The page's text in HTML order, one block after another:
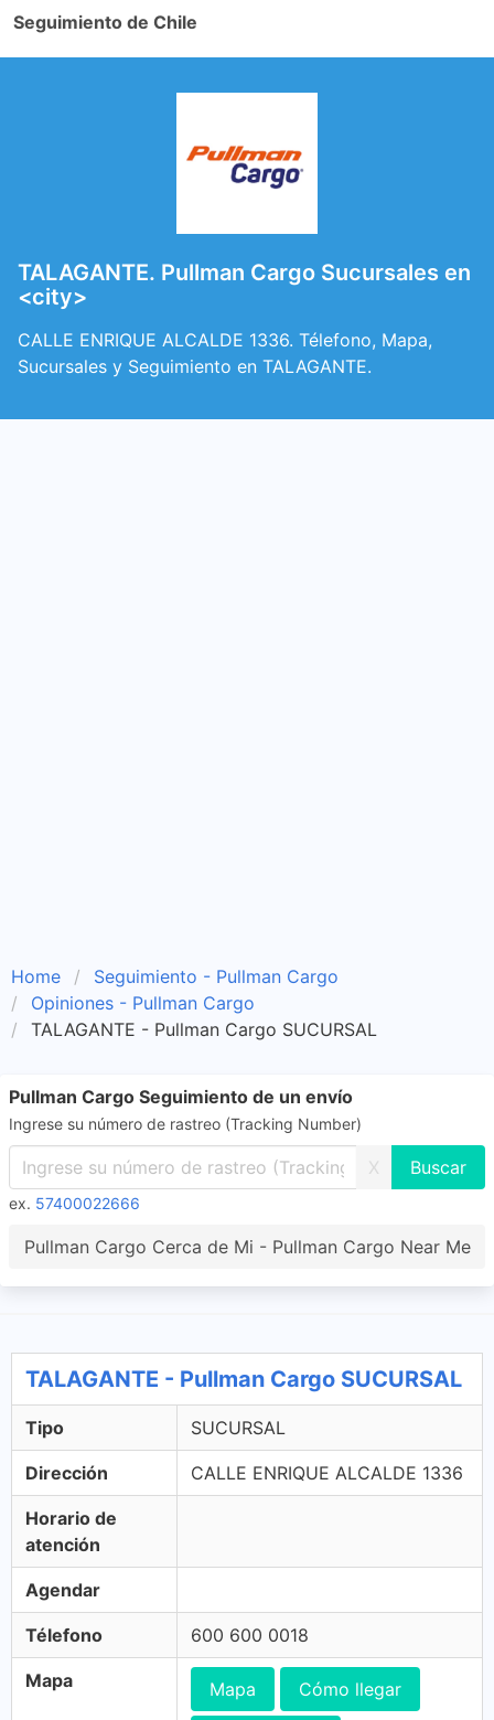
Seguimiento de Chile
TALAGANTE. Pullman Cargo Sucursales en
<city>
CALLE ENRIQUE ALCALDE 1336. Télefono, Mapa,
Sucursales y Seguimiento en TALAGANTE.
Home
Seguimiento - Pullman Cargo
Opiniones - Pullman Cargo
TALAGANTE - Pullman Cargo SUCURSAL
Pullman Cargo Seguimiento de un envío
Ingrese su número de rastreo (Tracking Number)
X
ex. 57400022666
Pullman Cargo Cerca de Mi - Pullman Cargo Near Me
TALAGANTE - Pullman Cargo SUCURSAL
Tipo SUCURSAL
Dirección CALLE ENRIQUE ALCALDE 1336
Horario de
atención
Agendar
Télefono 600 600 0018
Mapa Mapa Cómo llegar